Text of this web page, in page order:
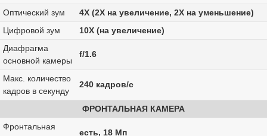
Оптический зум
4X (2X на увеличение, 2X на уменьшение)
Цифровой зум
10X (на увеличение)
Диафрагма
основной камеры
f/1.6
Макс. количество
кадров в секунду
240 кадров/с
ФРОНТАЛЬНАЯ КАМЕРА
Фронтальная
есть, 18 Мп